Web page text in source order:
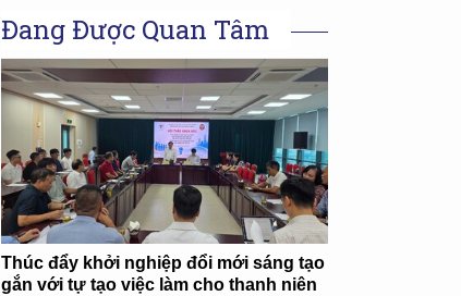
Đang Được Quan Tâm
Thúc đẩy khởi nghiệp đổi mới sáng tạo
gắn với tự tạo việc làm cho thanh niên